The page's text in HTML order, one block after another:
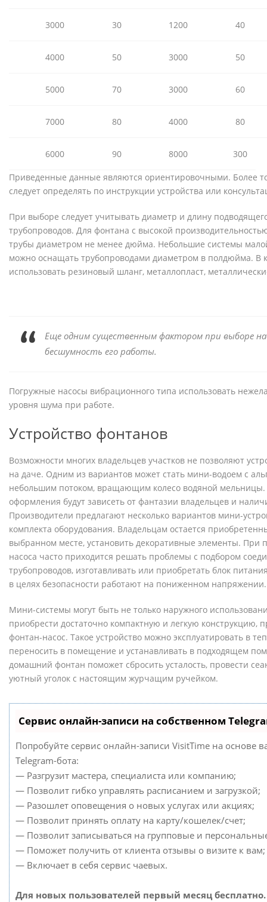
3000 30 1200 40
4000 50 3000 50
5000 70 3000 60
7000 80 4000 80
6000 90 8000 300
Приведенные данные являются ориентировочными. Более
следует определять по инструкции устройства или
При выборе следует учитывать диаметр и длину
трубопроводов. Для фонтана с высокой
трубы диаметром не менее дюйма. Небольшие системы
можно оснащать трубопроводами диаметром в полдюйма. В
использовать резиновый шланг, металлопласт,
Еще одним существенным фактором при выборе
бесшумность его работы.
Погружные насосы вибрационного типа использовать
уровня шума при работе.
Устройство фонтанов
Возможности многих владельцев участков не позволяют
на даче. Одним из вариантов может стать мини-водоем с
небольшим потоком, вращающим колесо водяной
оформления будут зависеть от фантазии владельцев и
Производители предлагают несколько вариантов мини-
комплекта оборудования. Владельцам остается
выбранном месте, установить декоративные элементы. При
насоса часто приходится решать проблемы с подбором
трубопроводов, изготавливать или приобретать блок
в целях безопасности работают на пониженном напряжении.
Мини-системы могут быть не только наружного
приобрести достаточно компактную и легкую конструкцию,
фонтан-насос. Такое устройство можно эксплуатировать в
переносить в помещение и устанавливать в подходящем
домашний фонтан поможет сбросить усталость, провести
уютный уголок с настоящим журчащим ручейком.
Сервис онлайн-записи на собственном
Попробуйте сервис онлайн-записи VisitTime на основе
Telegram-бота:
— Разгрузит мастера, специалиста или компанию;
— Позволит гибко управлять расписанием и загрузкой;
— Разошлет оповещения о новых услугах или акциях;
— Позволит принять оплату на карту/кошелек/счет;
— Позволит записываться на групповые и
— Поможет получить от клиента отзывы о визите к вам;
— Включает в себя сервис чаевых.
Для новых пользователей первый месяц бесплатно.